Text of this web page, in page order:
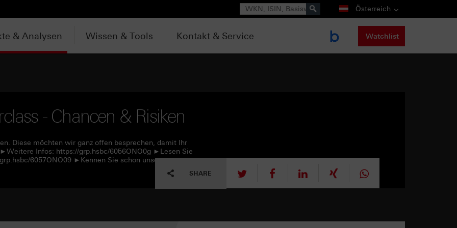
Suche Österreich
& Analysen Wissen & Tools Kontakt & Service Watchlist
- Chancen & Risiken
Diese möchten wir ganz offen besprechen, damit Ihr
Infos: https://grp.hsbc/6056ONO0g ►Lesen Sie
6057ONO09 ►Kennen Sie schon unseren
SHARE tweet mitteilen